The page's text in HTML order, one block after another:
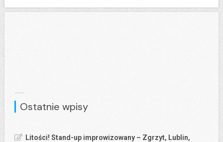
Ostatnie wpisy
Litości! Stand-up improwizowany – Zgrzyt, Lublin,